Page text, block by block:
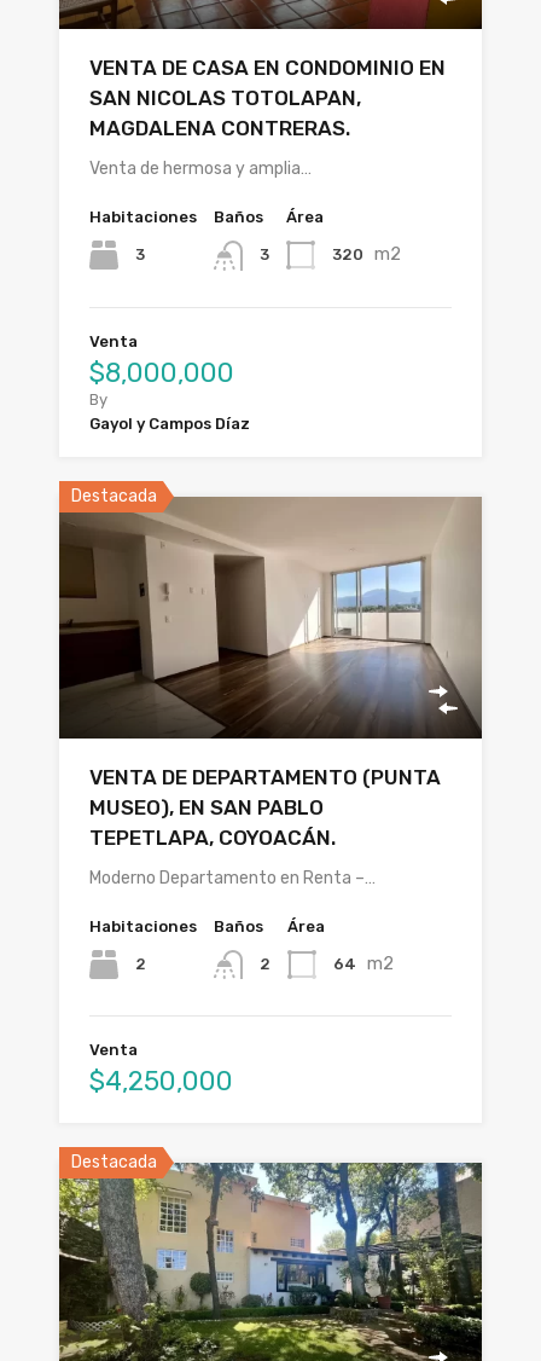
VENTA DE CASA EN CONDOMINIO EN
SAN NICOLAS TOTOLAPAN,
MAGDALENA CONTRERAS.
Venta de hermosa y amplia…
Habitaciones
3
Baños
3
Área
320 m2
Venta
$8,000,000
By
Gayol y Campos Díaz
Destacada
VENTA DE DEPARTAMENTO (PUNTA
MUSEO), EN SAN PABLO
TEPETLAPA, COYOACÁN.
Moderno Departamento en Renta –…
Habitaciones
2
Baños
2
Área
64 m2
Venta
$4,250,000
Destacada